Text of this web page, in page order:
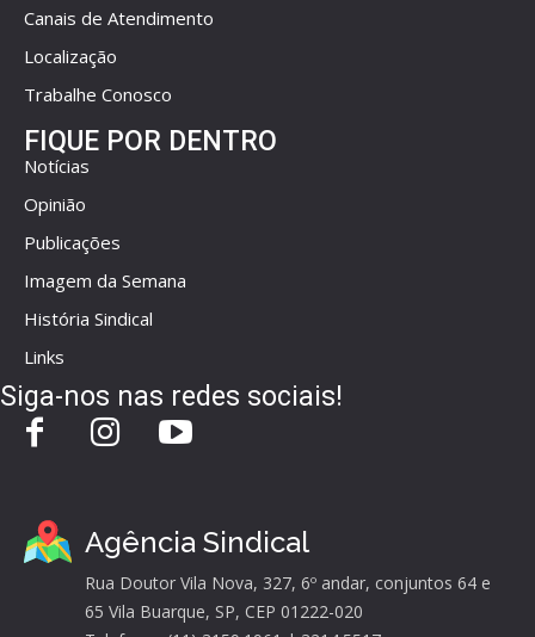
Canais de Atendimento
Localização
Trabalhe Conosco
FIQUE POR DENTRO
Notícias
Opinião
Publicações
Imagem da Semana
História Sindical
Links
Siga-nos nas redes sociais!
Agência Sindical
Rua Doutor Vila Nova, 327, 6º andar, conjuntos 64 e
65 Vila Buarque, SP, CEP 01222-020